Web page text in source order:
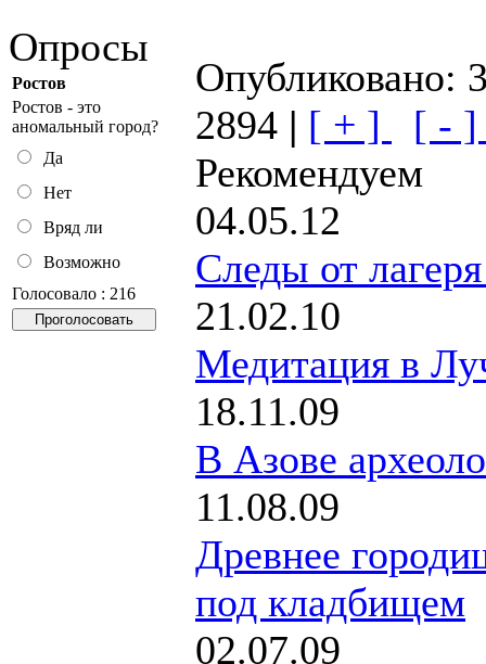
Опросы
Ростов
Ростов - это
аномальный город?
Да
Нет
Вряд ли
Возможно
Голосовало : 216
Опубликовано:
2894 | [ + ]
[ -
Рекомендуем
04.05.12
Cледы от
21.02.10
Медитация в
18.11.09
В Азове
11.08.09
Древнее
под кладбищем
02.07.09